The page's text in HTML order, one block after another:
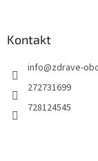
Kontakt
info@zdrave-
272731699
728124545